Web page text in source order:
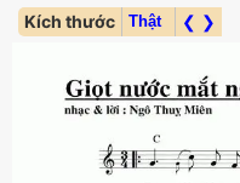
Kích thước ❮ ❯